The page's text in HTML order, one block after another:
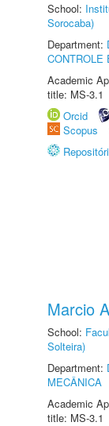
School:
Sorocaba)
Department:
CONTROLE
Academic
title: MS-3.1
Orcid
Scopus
Marcio
School:
Solteira)
Department:
MECÂNICA
Academic
title: MS-3.1